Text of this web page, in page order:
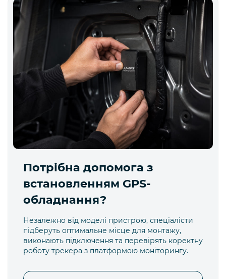
Потрібна допомога з
встановленням GPS-
обладнання?
Незалежно від моделі пристрою, спеціалісти
підберуть оптимальне місце для монтажу,
виконають підключення та перевірять коректну
роботу трекера з платформою моніторингу.